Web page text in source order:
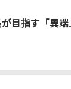
目指す「異端